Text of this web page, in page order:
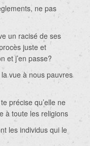
ne pas
un racisé de ses
juste et
et j’en passe?
vue à nous pauvres
précise qu’elle ne
à toute les religions
les individus qui le